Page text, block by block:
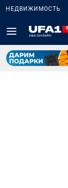
НЕДВИЖИМОСТЬ